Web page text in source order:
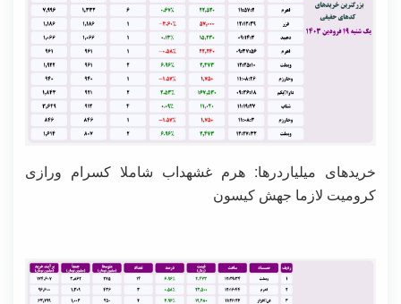
خریدهای میلیاردرها: هرم غشهداب شاملا کسرام ورازی
کرومیت لازما جهش کیسون